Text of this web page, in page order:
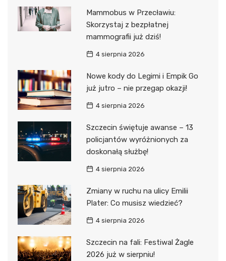
Mammobus w Przecławiu:
Skorzystaj z bezpłatnej
mammografii już dziś!
4 sierpnia 2026
Nowe kody do Legimi i Empik Go
już jutro – nie przegap okazji!
4 sierpnia 2026
Szczecin świętuje awanse – 13
policjantów wyróżnionych za
doskonałą służbę!
4 sierpnia 2026
Zmiany w ruchu na ulicy Emilii
Plater: Co musisz wiedzieć?
4 sierpnia 2026
Szczecin na fali: Festiwal Żagle
2026 już w sierpniu!